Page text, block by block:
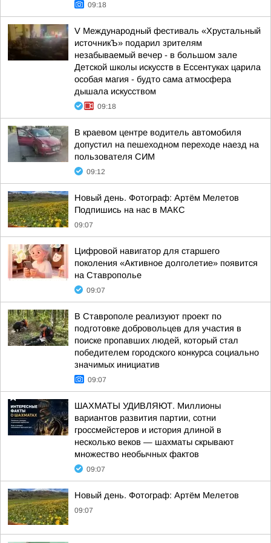
09:18
V Международный фестиваль «Хрустальный
источникЪ» подарил зрителям
незабываемый вечер - в большом зале
Детской школы искусств в Ессентуках царила
особая магия - будто сама атмосфера
дышала искусством
09:18
В краевом центре водитель автомобиля
допустил на пешеходном переходе наезд на
пользователя СИМ
09:12
Новый день. Фотограф: Артём Мелетов
Подпишись на нас в МАКС
09:07
Цифровой навигатор для старшего
поколения «Активное долголетие» появится
на Ставрополье
09:07
В Ставрополе реализуют проект по
подготовке добровольцев для участия в
поиске пропавших людей, который стал
победителем городского конкурса социально
значимых инициатив
09:07
ШАХМАТЫ УДИВЛЯЮТ. Миллионы
вариантов развития партии, сотни
гроссмейстеров и история длиной в
несколько веков — шахматы скрывают
множество необычных фактов
09:07
Новый день. Фотограф: Артём Мелетов
09:07